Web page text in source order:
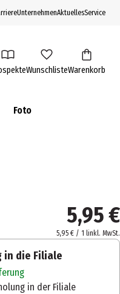
UnternehmenAktuellesService
WunschlisteWarenkorb
Foto
5,95 €
5,95 € / 1 linkl. MwSt.
in die Filiale
in der Filiale